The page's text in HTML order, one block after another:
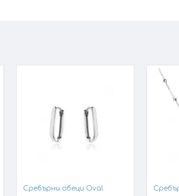
Сребърни обеци Oval